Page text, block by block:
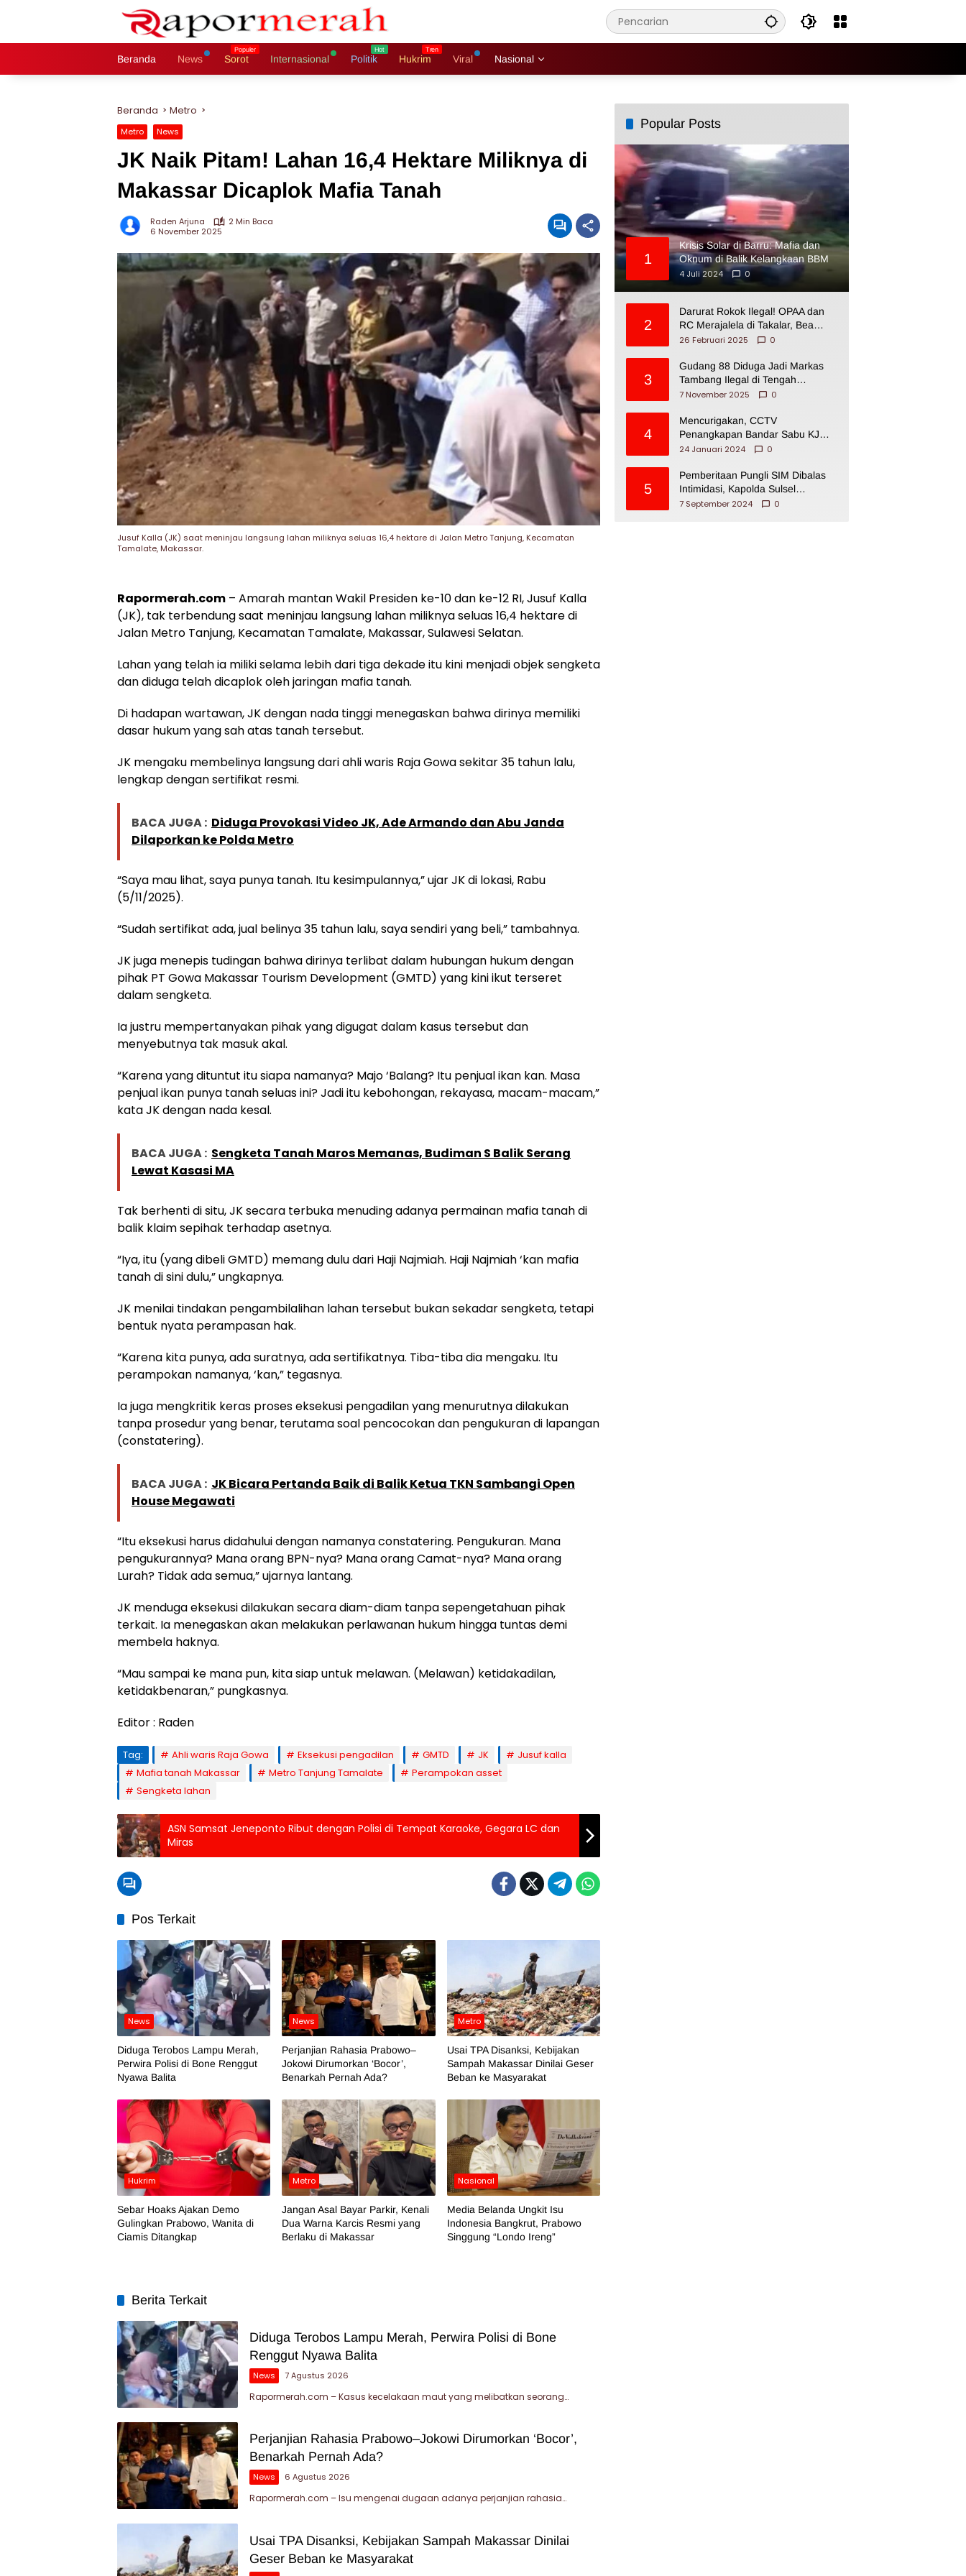
Beranda News Sorot Internasional Politik Hukrim Viral Nasional
Beranda Metro
Metro News
JK Naik Pitam! Lahan 16,4 Hektare Miliknya di
Makassar Dicaplok Mafia Tanah
Raden Arjuna
2 Min Baca
6 November 2025
Jusuf Kalla (JK) saat meninjau langsung lahan miliknya seluas 16,4 hektare di Jalan Metro Tanjung, Kecamatan
Tamalate, Makassar.
Rapormerah.com – Amarah mantan Wakil Presiden ke-10 dan ke-12 RI, Jusuf Kalla
(JK), tak terbendung saat meninjau langsung lahan miliknya seluas 16,4 hektare di
Jalan Metro Tanjung, Kecamatan Tamalate, Makassar, Sulawesi Selatan.
Lahan yang telah ia miliki selama lebih dari tiga dekade itu kini menjadi objek sengketa
dan diduga telah dicaplok oleh jaringan mafia tanah.
Di hadapan wartawan, JK dengan nada tinggi menegaskan bahwa dirinya memiliki
dasar hukum yang sah atas tanah tersebut.
JK mengaku membelinya langsung dari ahli waris Raja Gowa sekitar 35 tahun lalu,
lengkap dengan sertifikat resmi.
BACA JUGA : Diduga Provokasi Video JK, Ade Armando dan Abu Janda
Dilaporkan ke Polda Metro
“Saya mau lihat, saya punya tanah. Itu kesimpulannya,” ujar JK di lokasi, Rabu
(5/11/2025).
“Sudah sertifikat ada, jual belinya 35 tahun lalu, saya sendiri yang beli,” tambahnya.
JK juga menepis tudingan bahwa dirinya terlibat dalam hubungan hukum dengan
pihak PT Gowa Makassar Tourism Development (GMTD) yang kini ikut terseret
dalam sengketa.
Ia justru mempertanyakan pihak yang digugat dalam kasus tersebut dan
menyebutnya tak masuk akal.
“Karena yang dituntut itu siapa namanya? Majo ‘Balang? Itu penjual ikan kan. Masa
penjual ikan punya tanah seluas ini? Jadi itu kebohongan, rekayasa, macam-macam,”
kata JK dengan nada kesal.
BACA JUGA : Sengketa Tanah Maros Memanas, Budiman S Balik Serang
Lewat Kasasi MA
Tak berhenti di situ, JK secara terbuka menuding adanya permainan mafia tanah di
balik klaim sepihak terhadap asetnya.
“Iya, itu (yang dibeli GMTD) memang dulu dari Haji Najmiah. Haji Najmiah ‘kan mafia
tanah di sini dulu,” ungkapnya.
JK menilai tindakan pengambilalihan lahan tersebut bukan sekadar sengketa, tetapi
bentuk nyata perampasan hak.
“Karena kita punya, ada suratnya, ada sertifikatnya. Tiba-tiba dia mengaku. Itu
perampokan namanya, ‘kan,” tegasnya.
Ia juga mengkritik keras proses eksekusi pengadilan yang menurutnya dilakukan
tanpa prosedur yang benar, terutama soal pencocokan dan pengukuran di lapangan
(constatering).
BACA JUGA : JK Bicara Pertanda Baik di Balik Ketua TKN Sambangi Open
House Megawati
“Itu eksekusi harus didahului dengan namanya constatering. Pengukuran. Mana
pengukurannya? Mana orang BPN-nya? Mana orang Camat-nya? Mana orang
Lurah? Tidak ada semua,” ujarnya lantang.
JK menduga eksekusi dilakukan secara diam-diam tanpa sepengetahuan pihak
terkait. Ia menegaskan akan melakukan perlawanan hukum hingga tuntas demi
membela haknya.
“Mau sampai ke mana pun, kita siap untuk melawan. (Melawan) ketidakadilan,
ketidakbenaran,” pungkasnya.
Editor : Raden
Tag: Ahli waris Raja Gowa Eksekusi pengadilan GMTD JK
Jusuf kalla
Mafia tanah Makassar
Metro Tanjung Tamalate
Perampokan asset
Sengketa lahan
ASN Samsat Jeneponto Ribut dengan Polisi di Tempat Karaoke, Gegara LC dan
Miras
Pos Terkait
News
Diduga Terobos Lampu Merah,
Perwira Polisi di Bone Renggut
Nyawa Balita
News
Perjanjian Rahasia Prabowo–
Jokowi Dirumorkan ‘Bocor’,
Benarkah Pernah Ada?
Metro
Usai TPA Disanksi, Kebijakan
Sampah Makassar Dinilai Geser
Beban ke Masyarakat
Hukrim
Sebar Hoaks Ajakan Demo
Gulingkan Prabowo, Wanita di
Ciamis Ditangkap
Metro
Jangan Asal Bayar Parkir, Kenali
Dua Warna Karcis Resmi yang
Berlaku di Makassar
Nasional
Media Belanda Ungkit Isu
Indonesia Bangkrut, Prabowo
Singgung “Londo Ireng”
Berita Terkait
Diduga Terobos Lampu Merah, Perwira Polisi di Bone
Renggut Nyawa Balita
News 7 Agustus 2026
Rapormerah.com – Kasus kecelakaan maut yang melibatkan seorang…
Perjanjian Rahasia Prabowo–Jokowi Dirumorkan ‘Bocor’,
Benarkah Pernah Ada?
News 6 Agustus 2026
Rapormerah.com – Isu mengenai dugaan adanya perjanjian rahasia…
Usai TPA Disanksi, Kebijakan Sampah Makassar Dinilai
Geser Beban ke Masyarakat
Popular Posts
1
Krisis Solar di Barru: Mafia dan
Oknum di Balik Kelangkaan BBM
4 Juli 2024
0
2
Darurat Rokok Ilegal! OPAA dan
RC Merajalela di Takalar, Bea
Cukai Impoten
26 Februari 2025 0
3
Gudang 88 Diduga Jadi Markas
Tambang Ilegal di Tengah
Permukiman Warga Makassar
7 November 2025 0
4
Mencurigakan, CCTV
Penangkapan Bandar Sabu KJ
Disita Oknum BNNP Sulsel
24 Januari 2024 0
5
Pemberitaan Pungli SIM Dibalas
Intimidasi, Kapolda Sulsel
Dikecam PJI Sulsel
7 September 2024 0